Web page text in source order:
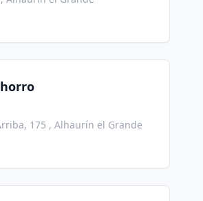
Molinos de Arriba, 175 , Alhaurín el Grande